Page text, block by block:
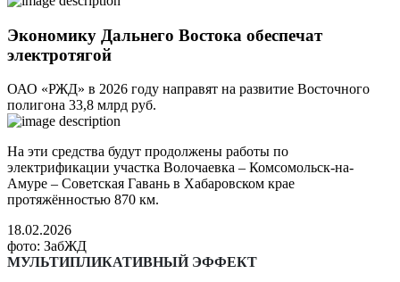
Экономику Дальнего Востока обеспечат
электротягой
ОАО «РЖД» в 2026 году направят на развитие Восточного
полигона 33,8 млрд руб.
На эти средства будут продолжены работы по
электрификации участка Волочаевка – Комсомольск-на-
Амуре – Советская Гавань в Хабаровском крае
протяжённостью 870 км.
18.02.2026
фото: ЗабЖД
МУЛЬТИПЛИКАТИВНЫЙ ЭФФЕКТ